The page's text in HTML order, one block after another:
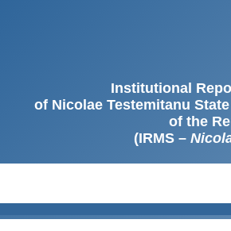
Institutional
of Nicolae Testemitanu
of the
(IRMS –